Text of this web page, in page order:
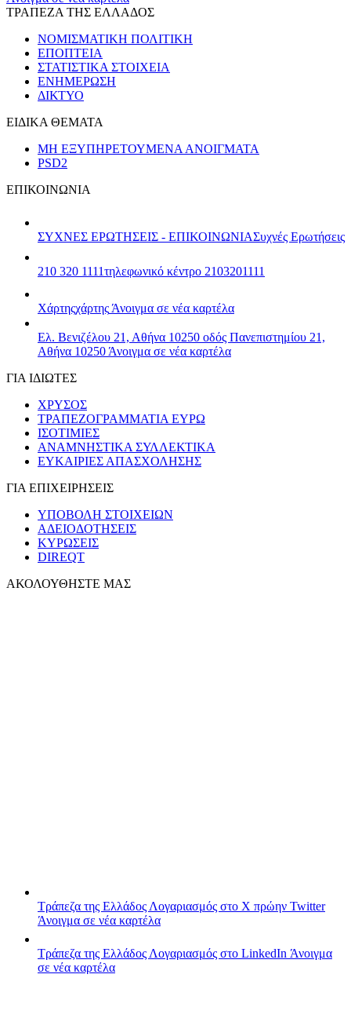
ΤΡΑΠΕΖΑ ΤΗΣ ΕΛΛΑΔΟΣ
ΝΟΜΙΣΜΑΤΙΚΗ ΠΟΛΙΤΙΚΗ
ΕΠΟΠΤΕΙΑ
ΣΤΑΤΙΣΤΙΚΑ ΣΤΟΙΧΕΙΑ
ΕΝΗΜΕΡΩΣΗ
ΔΙΚΤΥΟ
ΕΙΔΙΚΑ ΘΕΜΑΤΑ
ΜΗ ΕΞΥΠΗΡΕΤΟΥΜΕΝΑ ΑΝΟΙΓΜΑΤΑ
PSD2
ΕΠΙΚΟΙΝΩΝΙΑ
ΣΥΧΝΕΣ ΕΡΩΤΗΣΕΙΣ - ΕΠΙΚΟΙΝΩΝΙΑΣυχνές Ερωτήσεις
210 320 1111τηλεφωνικό κέντρο 2103201111
Χάρτηςχάρτης Άνοιγμα σε νέα καρτέλα
Ελ. Βενιζέλου 21, Αθήνα 10250 οδός Πανεπιστημίου 21,
Αθήνα 10250 Άνοιγμα σε νέα καρτέλα
ΓΙΑ ΙΔΙΩΤΕΣ
ΧΡΥΣΟΣ
ΤΡΑΠΕΖΟΓΡΑΜΜΑΤΙΑ ΕΥΡΩ
ΙΣΟΤΙΜΙΕΣ
ΑΝΑΜΝΗΣΤΙΚΑ ΣΥΛΛΕΚΤΙΚΑ
ΕΥΚΑΙΡΙΕΣ ΑΠΑΣΧΟΛΗΣΗΣ
ΓΙΑ ΕΠΙΧΕΙΡΗΣΕΙΣ
ΥΠΟΒΟΛΗ ΣΤΟΙΧΕΙΩΝ
ΑΔΕΙΟΔΟΤΗΣΕΙΣ
ΚΥΡΩΣΕΙΣ
DIREQT
ΑΚΟΛΟΥΘΗΣΤΕ ΜΑΣ
Τράπεζα της Ελλάδος Λογαριασμός στο X πρώην Twitter
Άνοιγμα σε νέα καρτέλα
Τράπεζα της Ελλάδος Λογαριασμός στο LinkedIn Άνοιγμα
σε νέα καρτέλα